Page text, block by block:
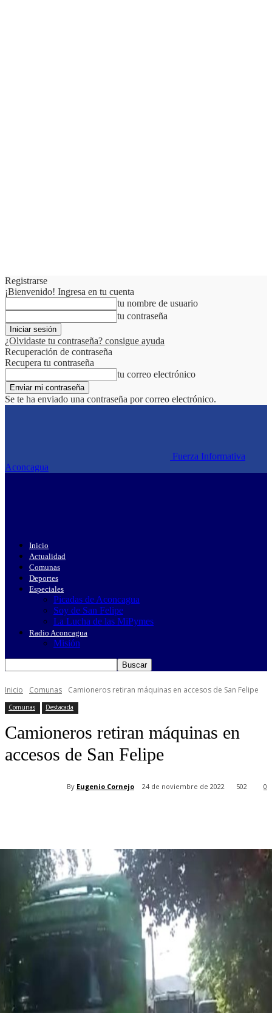
Registrarse
¡Bienvenido! Ingresa en tu cuenta
tu nombre de usuario
tu contraseña
¿Olvidaste tu contraseña? consigue ayuda
Recuperación de contraseña
Recupera tu contraseña
tu correo electrónico
Se te ha enviado una contraseña por correo electrónico.
Fuerza Informativa
Aconcagua
Inicio
Actualidad
Comunas
Deportes
Especiales
Picadas de Aconcagua
Soy de San Felipe
La Lucha de las MiPymes
Radio Aconcagua
Misión
Inicio Comunas Camioneros retiran máquinas en accesos de San Felipe
Comunas Destacada
Camioneros retiran máquinas en
accesos de San Felipe
By Eugenio Cornejo 24 de noviembre de 2022 0
502